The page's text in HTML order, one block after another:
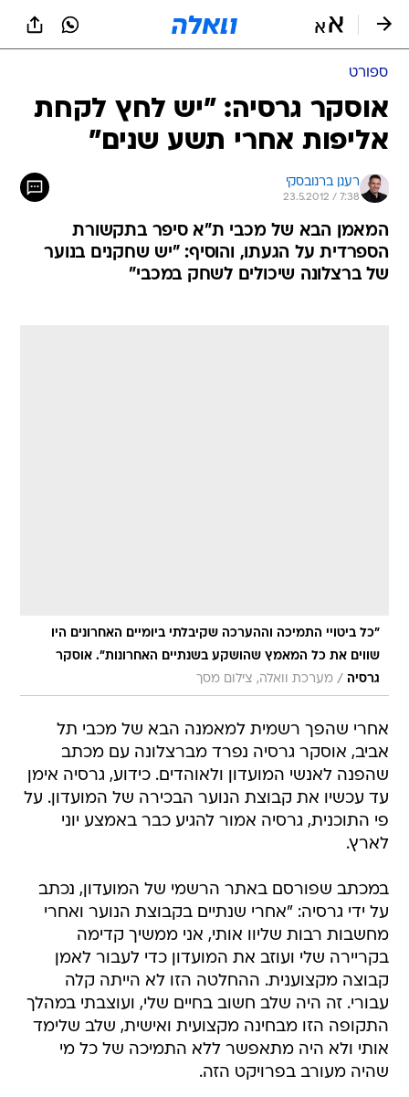
ספורט
אוסקר גרסיה: "יש לחץ לקחת
אליפות אחרי תשע שנים"
רענן ברנובסקי
23.5.2012 / 7:38
המאמן הבא של מכבי ת"א סיפר בתקשורת
הספרדית על הגעתו, והוסיף: "יש שחקנים בנוער
של ברצלונה שיכולים לשחק במכבי"
"כל ביטויי התמיכה וההערכה שקיבלתי ביומיים האחרונים היו
שווים את כל המאמץ שהושקע בשנתיים האחרונות". אוסקר
גרסיה / מערכת וואלה, צילום מסך
אחרי שהפך רשמית למאמנה הבא של מכבי תל
אביב, אוסקר גרסיה נפרד מברצלונה עם מכתב
שהפנה לאנשי המועדון ולאוהדים. כידוע, גרסיה אימן
עד עכשיו את קבוצת הנוער הבכירה של המועדון. על
פי התוכנית, גרסיה אמור להגיע כבר באמצע יוני
לארץ.
במכתב שפורסם באתר הרשמי של המועדון, נכתב
על ידי גרסיה: "אחרי שנתיים בקבוצת הנוער ואחרי
מחשבות רבות שליוו אותי, אני ממשיך קדימה
בקריירה שלי ועוזב את המועדון כדי לעבור לאמן
קבוצה מקצוענית. ההחלטה הזו לא הייתה קלה
עבורי. זה היה שלב חשוב בחיים שלי, ועוצבתי במהלך
התקופה הזו מבחינה מקצועית ואישית, שלב שלימד
אותי ולא היה מתאפשר ללא התמיכה של כל מי
שהיה מעורב בפרויקט הזה.